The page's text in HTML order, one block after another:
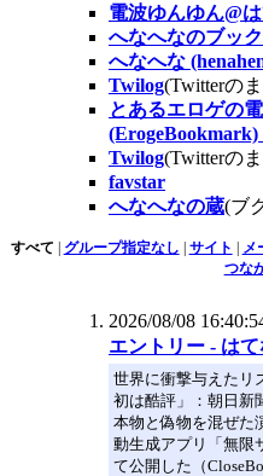
電波ゆんゆん@
へなへなのブッ
へなへな
Twilog(Twitterの
とあるエロゲの
Twilog(Twitterの
favstar
へなへなの蔵(ブ
すべて | グループ指定なし | サイト | メ
つな
2026/08/08
エントリー - は
世界に衝撃与えた
初は酷評」：朝日新
本物と偽物を混ぜた
動生成アプリ「無限
て公開した（